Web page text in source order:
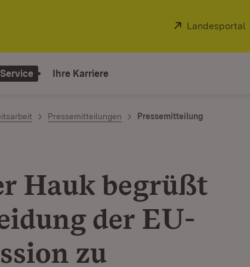
Extern:
Landesportal
Ihre Karriere
Pressemitteilungen Pressemitteilung
Hauk begrüßt
der EU-
zu